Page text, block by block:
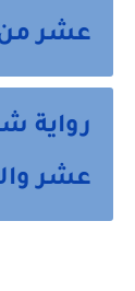
عشر من
رواية
عشر